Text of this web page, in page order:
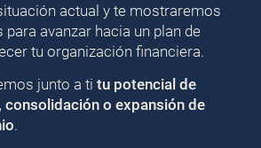
actual y te mostraremos
avanzar hacia un plan de
tu organización financiera.
junto a ti tu potencial de
consolidación o expansión de
.